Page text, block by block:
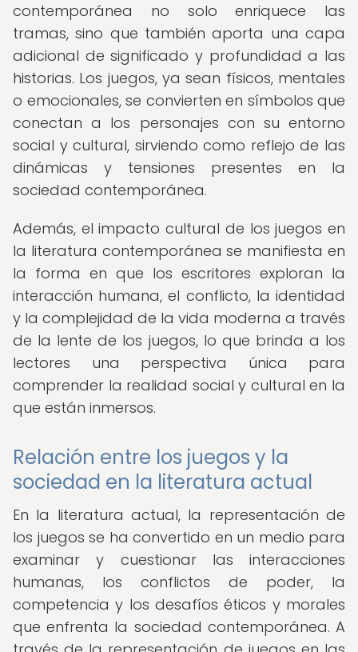
contemporánea no solo enriquece las
tramas, sino que también aporta una capa
adicional de significado y profundidad a las
historias. Los juegos, ya sean físicos, mentales
o emocionales, se convierten en símbolos que
conectan a los personajes con su entorno
social y cultural, sirviendo como reflejo de las
dinámicas y tensiones presentes en la
sociedad contemporánea.
Además, el impacto cultural de los juegos en
la literatura contemporánea se manifiesta en
la forma en que los escritores exploran la
interacción humana, el conflicto, la identidad
y la complejidad de la vida moderna a través
de la lente de los juegos, lo que brinda a los
lectores una perspectiva única para
comprender la realidad social y cultural en la
que están inmersos.
Relación entre los juegos y la
sociedad en la literatura actual
En la literatura actual, la representación de
los juegos se ha convertido en un medio para
examinar y cuestionar las interacciones
humanas, los conflictos de poder, la
competencia y los desafíos éticos y morales
que enfrenta la sociedad contemporánea. A